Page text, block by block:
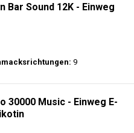
Bar Sound 12K - Einweg
9
30000 Music - Einweg E-